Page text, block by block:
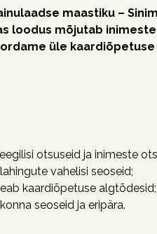
maastiku –
loodus mõjutab
üle
otsuseid ja inimeste
vahelisi seoseid;
kaardiõpetuse algtõdesid;
seoseid ja eripära.